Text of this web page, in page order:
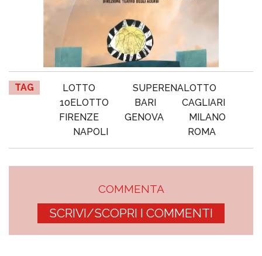
TAG LOTTO
SUPERENALOTTO
10ELOTTO
BARI
CAGLIARI
FIRENZE
GENOVA
MILANO
NAPOLI
ROMA
COMMENTA
SCRIVI/SCOPRI I COMMENTI